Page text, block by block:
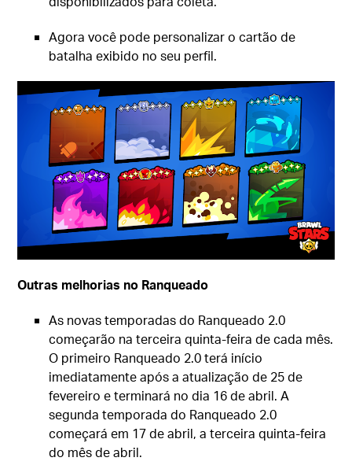
Agora você pode personalizar o cartão de
batalha exibido no seu perfil.
Outras melhorias no Ranqueado
As novas temporadas do Ranqueado 2.0
começarão na terceira quinta-feira de cada mês.
O primeiro Ranqueado 2.0 terá início
imediatamente após a atualização de 25 de
fevereiro e terminará no dia 16 de abril. A
segunda temporada do Ranqueado 2.0
começará em 17 de abril, a terceira quinta-feira
do mês de abril.